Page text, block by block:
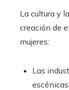
La cultura y
creación de
mujeres:
Las